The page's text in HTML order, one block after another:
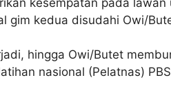
gim kedua disudahi Owi/
hingga Owi/Butet
nasional (Pelatnas)